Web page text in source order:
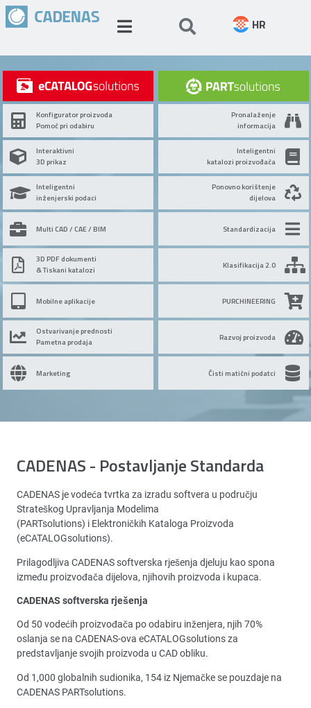
HR
Konfigurator proizvoda
Pomoć pri odabiru
Interaktivni
3D prikaz
Inteligentni
inženjerski podaci
Multi CAD / CAE / BIM
3D PDF dokumenti
& Tiskani katalozi
Mobilne aplikacije
Ostvarivanje prednosti
Pametna prodaja
Marketing
Pronalaženje
informacija
Inteligentni
katalozi proizvođača
Ponovno korištenje
dijelova
Standardizacija
Klasifikacija 2.0
PURCHINEERING
Razvoj proizvoda
Čisti matični podatci
CADENAS - Postavljanje Standarda
CADENAS je vodeća tvrtka za izradu softvera u području
Strateškog Upravljanja Modelima
(PARTsolutions) i Elektroničkih Kataloga Proizvoda
(eCATALOGsolutions).
Prilagodljiva CADENAS softverska rješenja djeluju kao spona
između proizvođača dijelova, njihovih proizvoda i kupaca.
CADENAS softverska rješenja
Od 50 vodećih proizvođača po odabiru inženjera, njih 70%
oslanja se na CADENAS-ova eCATALOGsolutions za
predstavljanje svojih proizvoda u CAD obliku.
Od 1,000 globalnih sudionika, 154 iz Njemačke se pouzdaje na
CADENAS PARTsolutions.